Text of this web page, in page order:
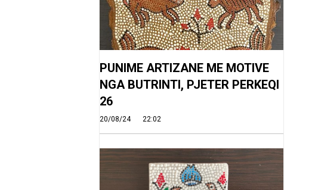
PUNIME ARTIZANE ME MOTIVE
NGA BUTRINTI, PJETER PERKEQI
26
20/08/24 22:02